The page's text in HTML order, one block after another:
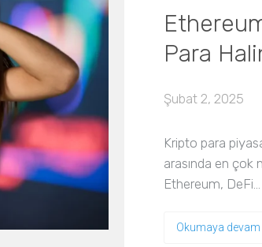
Para
Şubat 2, 2025
Kripto para
arasında en
Ethereum, DeFi…
Okumaya devam